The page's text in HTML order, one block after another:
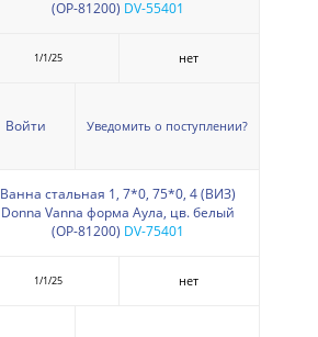
(ОР-81200) DV-55401
1/1/25 нет
Войти Уведомить о поступлении?
Ванна стальная 1, 7*0, 75*0, 4 (ВИЗ)
Donna Vanna форма Аула, цв. белый
(ОР-81200) DV-75401
1/1/25 нет